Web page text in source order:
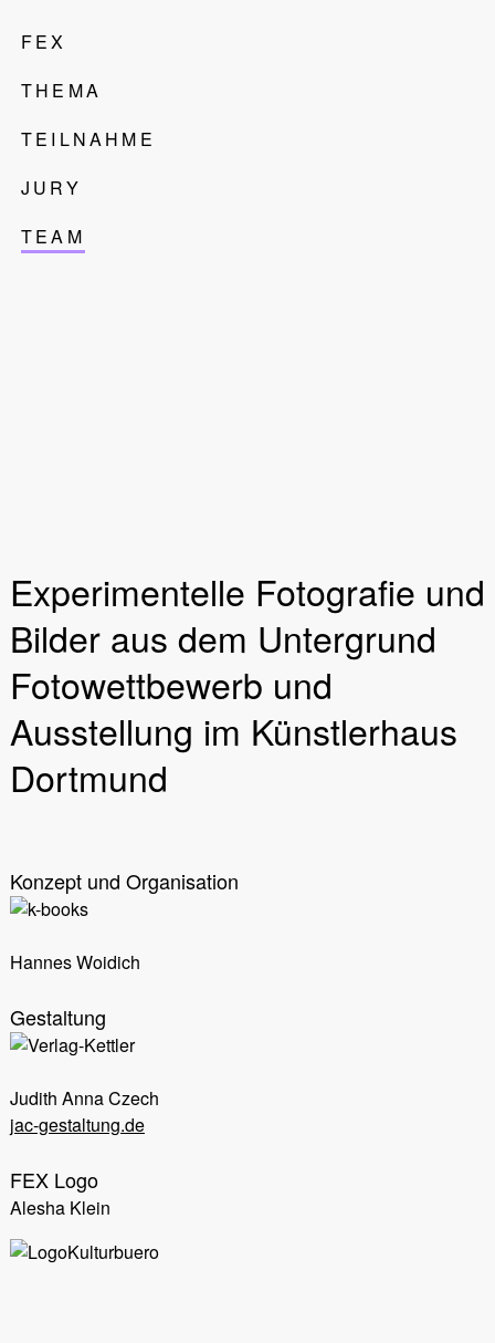
FEX
THEMA
TEILNAHME
JURY
TEAM
Experimentelle Fotografie und
Bilder aus dem Untergrund
Fotowettbewerb und
Ausstellung im Künstlerhaus
Dortmund
Konzept und Organisation
Hannes Woidich
Gestaltung
Judith Anna Czech
jac-gestaltung.de
FEX Logo
Alesha Klein